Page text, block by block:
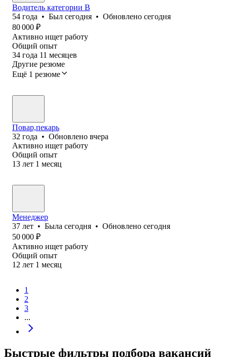
Водитель категории В
54 года • Был сегодня • Обновлено сегодня
80 000 ₽
Активно ищет работу
Общий опыт
34 года 11 месяцев
Другие резюме
Ещё 1 резюме
Повар,пекарь
32 года • Обновлено вчера
Активно ищет работу
Общий опыт
13 лет 1 месяц
Менеджер
37 лет • Была сегодня • Обновлено сегодня
50 000 ₽
Активно ищет работу
Общий опыт
12 лет 1 месяц
1
2
3
...
Быстрые фильтры подбора вакансий